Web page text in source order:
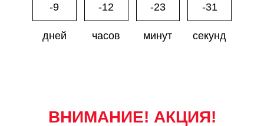
-9
дней
-12
часов
-23
минут
-31
секунд
ВНИМАНИЕ! АКЦИЯ!